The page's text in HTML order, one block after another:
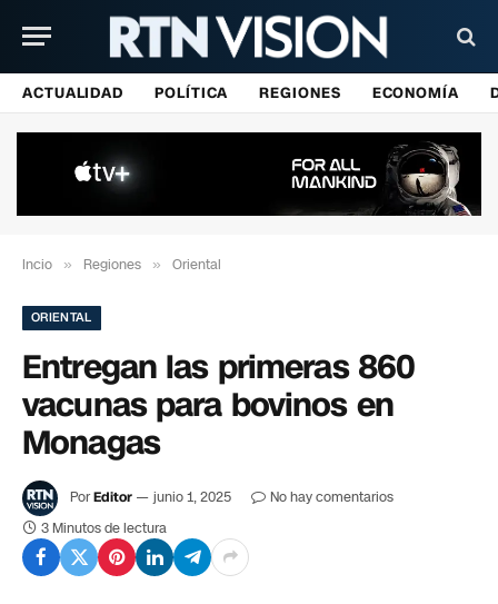
ACTUALIDAD POLÍTICA REGIONES ECONOMÍA
Incio » Regiones » Oriental
ORIENTAL
Entregan las primeras 860
vacunas para bovinos en
Monagas
PorEditor junio 1, 2025
No hay comentarios
3 Minutos de lectura